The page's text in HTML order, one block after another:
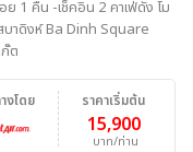
1 คืน -เช็คอิน 2 คาเฟ่ดัง โม
บาดิงห์ Ba Dinh Square
ต
ราคาเริ่มต้น
15,900
บาท/ท่าน
งโดย